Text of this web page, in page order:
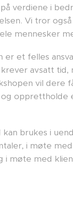
verdiene i
Vi tror
mennesker
er et felles
avsatt
vil dere
opprettholde
brukes i
i møte
i møte med